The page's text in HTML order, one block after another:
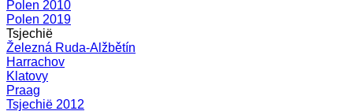
Polen 2010
Polen 2019
Tsjechië
Železná Ruda-Alžbětín
Harrachov
Klatovy
Praag
Tsjechië 2012